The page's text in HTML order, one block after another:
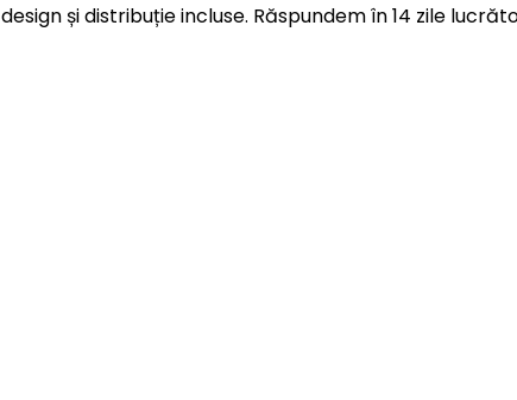
și distribuție incluse. Răspundem în 14 zile